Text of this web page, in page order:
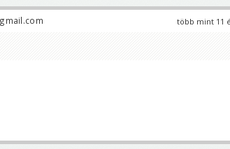
több mint 11